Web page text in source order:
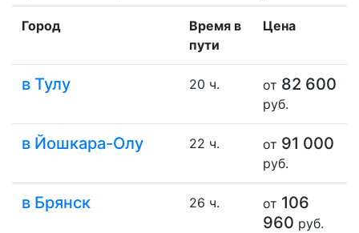
Город
Время в
пути
Цена
в Тулу 20 ч. от 82 600
руб.
в Йошкара-Олу 22 ч. от 91 000
руб.
в Брянск 26 ч. от 106
960 руб.